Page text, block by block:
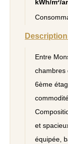
kWh/m²/
Entre
chambres
6ème
et
équipée,